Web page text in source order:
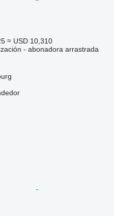
≈ USD 10,310
- abonadora arrastrada